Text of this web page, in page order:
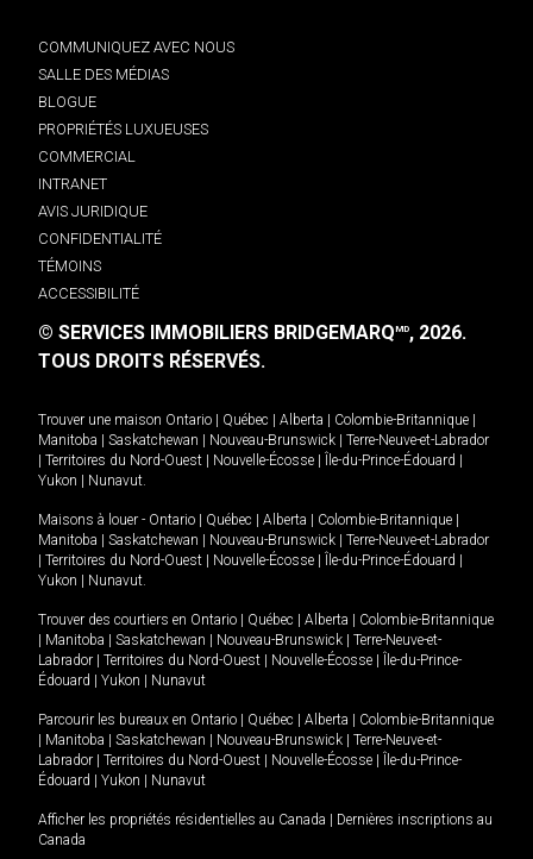
COMMUNIQUEZ AVEC NOUS
SALLE DES MÉDIAS
BLOGUE
PROPRIÉTÉS LUXUEUSES
COMMERCIAL
INTRANET
AVIS JURIDIQUE
CONFIDENTIALITÉ
TÉMOINS
ACCESSIBILITÉ
© SERVICES IMMOBILIERS BRIDGEMARQMD, 2026.
TOUS DROITS RÉSERVÉS.
Trouver une maison Ontario Québec Alberta Colombie-Britannique
Manitoba
Saskatchewan Nouveau-Brunswick
Terre-Neuve-et-Labrador
Territoires du Nord-Ouest Nouvelle-Écosse Île-du-Prince-Édouard
Yukon
Nunavut.
Maisons à louer - Ontario Québec Alberta Colombie-Britannique
Manitoba
Saskatchewan Nouveau-Brunswick
Terre-Neuve-et-Labrador
Territoires du Nord-Ouest Nouvelle-Écosse Île-du-Prince-Édouard
Yukon
Nunavut.
Trouver des courtiers en Ontario Québec Alberta
Colombie-Britannique
Manitoba Saskatchewan Nouveau-Brunswick
Terre-Neuve-et-
Labrador
Territoires du Nord-Ouest Nouvelle-Écosse
Île-du-Prince-
Édouard
Yukon Nunavut
Parcourir les bureaux en Ontario Québec Alberta
Colombie-Britannique
Manitoba Saskatchewan Nouveau-Brunswick
Terre-Neuve-et-
Labrador
Territoires du Nord-Ouest Nouvelle-Écosse
Île-du-Prince-
Édouard
Yukon Nunavut
Afficher les propriétés résidentielles au Canada
Dernières inscriptions au
Canada